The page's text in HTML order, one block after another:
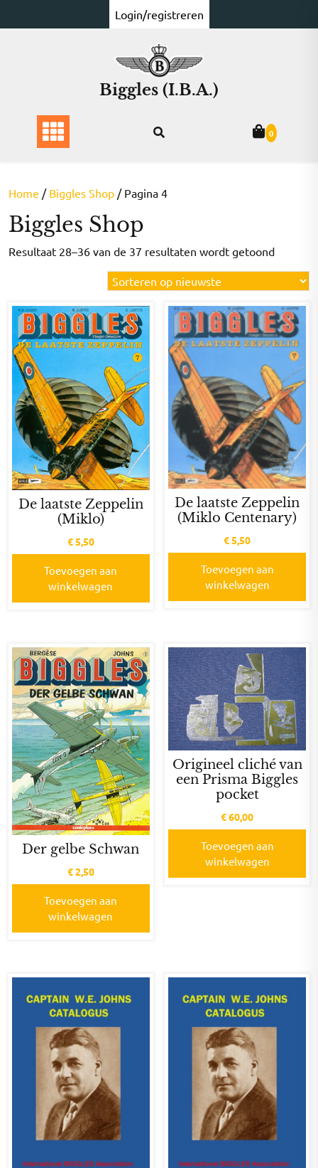
naar
Login/registreren
Biggles (I.B.A.)
0
Home / Biggles Shop / Pagina 4
Biggles Shop
Resultaat 28–36 van de 37 resultaten wordt getoond
op
De laatste Zeppelin
(Miklo)
€5,50
Toevoegen aan
winkelwagen
De laatste Zeppelin
(Miklo Centenary)
€5,50
Toevoegen aan
winkelwagen
Der gelbe Schwan
€2,50
Toevoegen aan
winkelwagen
Origineel cliché van
een Prisma Biggles
pocket
€60,00
Toevoegen aan
winkelwagen